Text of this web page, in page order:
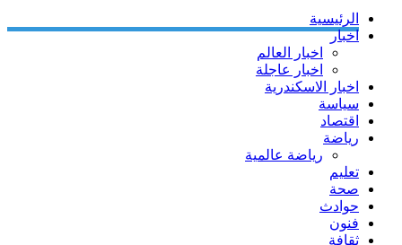
الرئيسية
اخبار
اخبار العالم
اخبار عاجلة
اخبار الاسكندرية
سياسة
اقتصاد
رياضة
رياضة عالمية
تعليم
صحة
حوادث
فنون
ثقافة